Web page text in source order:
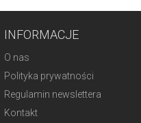
INFORMACJE
O nas
Polityka prywatności
Regulamin newslettera
Kontakt